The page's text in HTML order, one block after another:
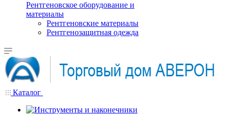
Рентгеновское оборудование и
материалы
Рентгеновские материалы
Рентгенозащитная одежда
Каталог